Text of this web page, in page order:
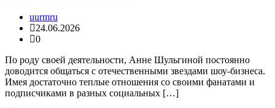
uurmru
24.06.2026
0
По роду своей деятельности, Анне Шульгиной постоянно
доводится общаться с отечественными звездами шоу-бизнеса.
Имея достаточно теплые отношения со своими фанатами и
подписчиками в разных социальных […]